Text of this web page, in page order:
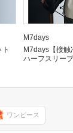
M7days
M7days【接
ハーフスリー
ワンピース